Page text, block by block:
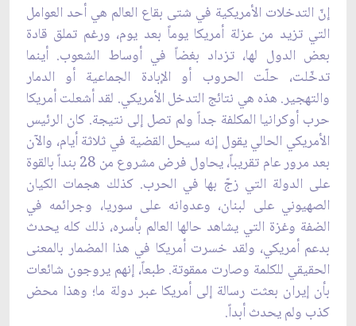
إنّ التدخلات الأمريكية في شتى بقاع العالم هي أحد العوامل
التي تزيد من عزلة أمريكا يوماً بعد يوم، ورغم تملق قادة
بعض الدول لها، تزداد بغضاً في أوساط الشعوب. أينما
تدخّلت، حلّت الحروب أو الإبادة الجماعية أو الدمار
والتهجير. هذه هي نتائج التدخل الأمريكي. لقد أشعلت أمريكا
حرب أوكرانيا المكلفة جداً ولم تصل إلى نتيجة. كان الرئيس
الأمريكي الحالي يقول إنه سيحل القضية في ثلاثة أيام، والآن
بعد مرور عام تقريباً، يحاول فرض مشروع من 28 بنداً بالقوة
على الدولة التي زجّ بها في الحرب. كذلك هجمات الكيان
الصهيوني على لبنان، وعدوانه على سوريا، وجرائمه في
الضفة وغزة التي يشاهد حالها العالم بأسره، ذلك كله يحدث
بدعم أمريكي، ولقد خسرت أمريكا في هذا المضمار بالمعنى
الحقيقي للكلمة وصارت ممقوتة. طبعاً، إنهم يروجون شائعات
بأن إيران بعثت رسالة إلى أمريكا عبر دولة ما؛ وهذا محض
كذب ولم يحدث أبداً.